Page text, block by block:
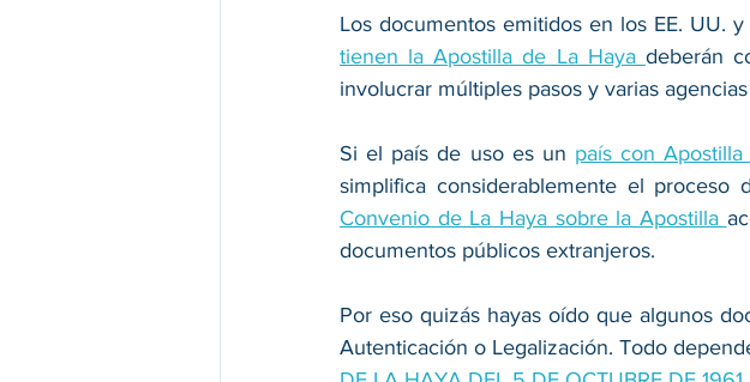
Los documentos emitidos en los EE. UU.
tienen la Apostilla de La Haya deberán
involucrar múltiples pasos y varias
Si el país de uso es un país con
simplifica considerablemente el proceso
Convenio de La Haya sobre la Apostilla
documentos públicos extranjeros.
Por eso quizás hayas oído que algunos
Autenticación o Legalización. Todo